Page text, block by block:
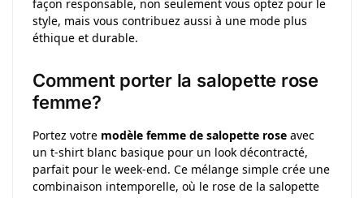
façon responsable, non seulement vous optez pour le
style, mais vous contribuez aussi à une mode plus
éthique et durable.
Comment porter la salopette rose
femme?
Portez votre modèle femme de salopette rose avec
un t-shirt blanc basique pour un look décontracté,
parfait pour le week-end. Ce mélange simple crée une
combinaison intemporelle, où le rose de la salopette